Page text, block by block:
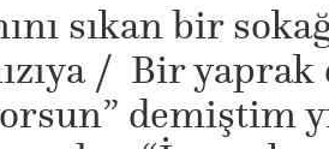
sıkan bir
/ Bir yaprak
demiştim